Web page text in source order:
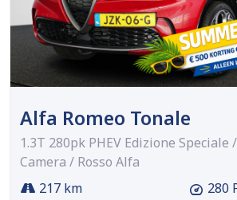
Alfa Romeo Tonale
1.3T 280pk PHEV Edizione Speciale
Camera / Rosso Alfa
217 km
280